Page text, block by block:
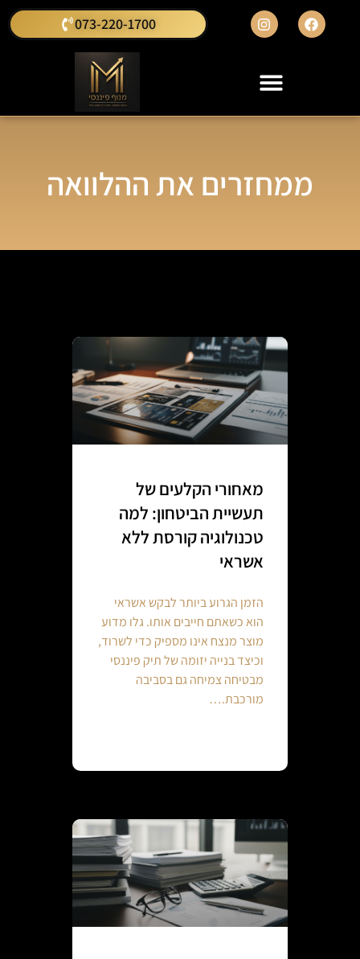
073-220-1700
ממחזרים את ההלוואה
מאחורי הקלעים של
תעשיית הביטחון: למה
טכנולוגיה קורסת ללא
אשראי
הזמן הגרוע ביותר לבקש אשראי
הוא כשאתם חייבים אותו. גלו מדוע
מוצר מנצח אינו מספיק כדי לשרוד,
וכיצד בנייה יזומה של תיק פיננסי
מבטיחה צמיחה גם בסביבה
מורכבת.…